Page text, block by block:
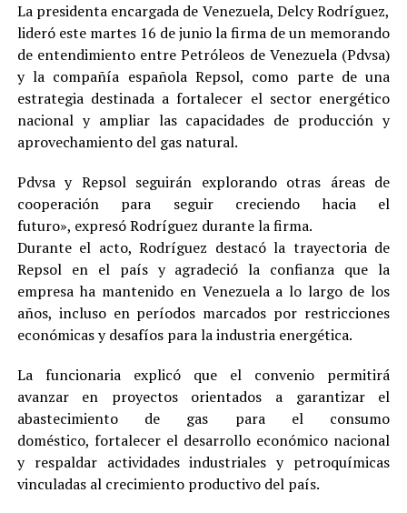
La presidenta encargada de Venezuela, Delcy Rodríguez,
lideró este martes 16 de junio la firma de un memorando
de entendimiento entre Petróleos de Venezuela (Pdvsa)
y la compañía española Repsol, como parte de una
estrategia destinada a fortalecer el sector energético
nacional y ampliar las capacidades de producción y
aprovechamiento del gas natural.
Pdvsa y Repsol seguirán explorando otras áreas de
cooperación para seguir creciendo hacia el
futuro», expresó Rodríguez durante la firma.
Durante el acto, Rodríguez destacó la trayectoria de
Repsol en el país y agradeció la confianza que la
empresa ha mantenido en Venezuela a lo largo de los
años, incluso en períodos marcados por restricciones
económicas y desafíos para la industria energética.
La funcionaria explicó que el convenio permitirá
avanzar en proyectos orientados a garantizar el
abastecimiento de gas para el consumo
doméstico, fortalecer el desarrollo económico nacional
y respaldar actividades industriales y petroquímicas
vinculadas al crecimiento productivo del país.